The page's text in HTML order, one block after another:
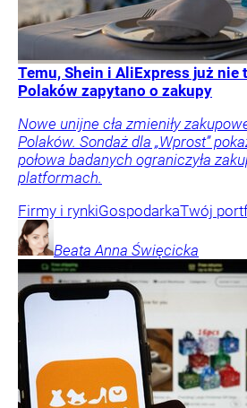
Temu, Shein i AliExpress już nie
Polaków zapytano o zakupy
Nowe unijne cła zmieniły
Polaków. Sondaż dla „Wprost”
połowa badanych ograniczyła
platformach.
Firmy i rynkiGospodarkaTwój
Beata Anna Święcicka